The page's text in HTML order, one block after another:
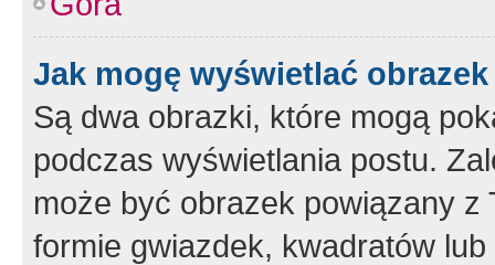
Jak mogę wyświetlać
Są dwa obrazki, które mogą
podczas wyświetlania postu.
może być obrazek powiązany z
formie gwiazdek, kwadratów